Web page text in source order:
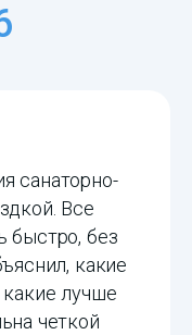
санаторно-
Все
быстро, без
какие
лучше
четкой